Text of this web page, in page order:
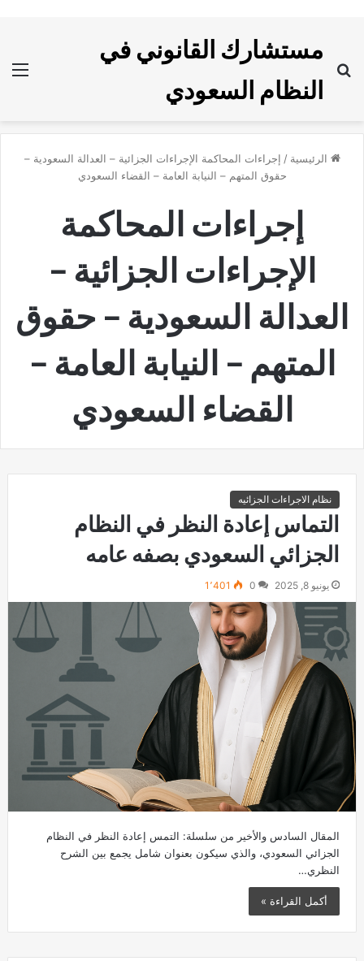
مستشارك القانوني في
النظام السعودي
الرئيسية / إجراءات المحاكمة الإجراءات الجزائية – العدالة السعودية –
حقوق المتهم – النيابة العامة – القضاء السعودي
إجراءات المحاكمة
الإجراءات الجزائية –
العدالة السعودية – حقوق
المتهم – النيابة العامة –
القضاء السعودي
نظام الاجراءات الجزائيه
التماس إعادة النظر في النظام
الجزائي السعودي بصفه عامه
يونيو 8, 2025 0 1٬401
المقال السادس والأخير من سلسلة: التمس إعادة النظر في النظام
الجزائي السعودي، والذي سيكون بعنوان شامل يجمع بين الشرح
النظري…
أكمل القراءة »